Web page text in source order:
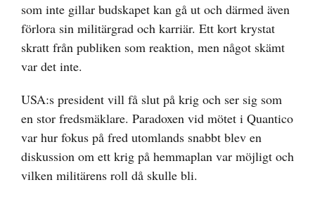
som inte gillar budskapet kan gå ut och därmed även
förlora sin militärgrad och karriär. Ett kort krystat
skratt från publiken som reaktion, men något skämt
var det inte.
USA:s president vill få slut på krig och ser sig som
en stor fredsmäklare. Paradoxen vid mötet i Quantico
var hur fokus på fred utomlands snabbt blev en
diskussion om ett krig på hemmaplan var möjligt och
vilken militärens roll då skulle bli.